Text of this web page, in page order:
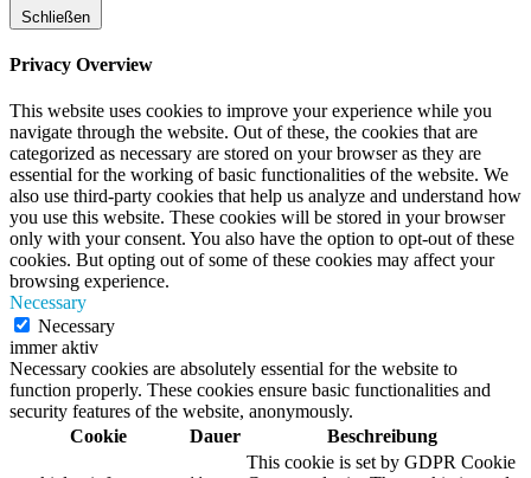
Schließen
Privacy Overview
This website uses cookies to improve your experience while you
navigate through the website. Out of these, the cookies that are
categorized as necessary are stored on your browser as they are
essential for the working of basic functionalities of the website. We
also use third-party cookies that help us analyze and understand how
you use this website. These cookies will be stored in your browser
only with your consent. You also have the option to opt-out of these
cookies. But opting out of some of these cookies may affect your
browsing experience.
Necessary
Necessary
immer aktiv
Necessary cookies are absolutely essential for the website to
function properly. These cookies ensure basic functionalities and
security features of the website, anonymously.
Cookie
Dauer Beschreibung
This cookie is set by GDPR Cookie